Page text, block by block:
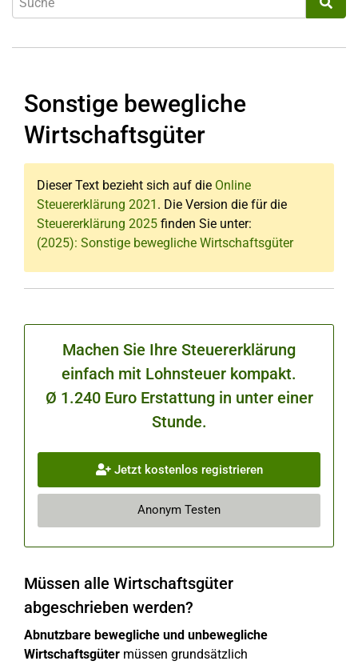
Sonstige bewegliche
Wirtschaftsgüter
Dieser Text bezieht sich auf die Online
Steuererklärung 2021 . Die Version die für die
Steuererklärung 2025 finden Sie unter:
(2025): Sonstige bewegliche Wirtschaftsgüter
Machen Sie Ihre Steuererklärung
einfach mit Lohnsteuer kompakt.
Ø 1.240 Euro Erstattung in unter einer
Stunde.
Jetzt kostenlos registrieren
Anonym Testen
Müssen alle Wirtschaftsgüter
abgeschrieben werden?
Abnutzbare bewegliche und unbewegliche
Wirtschaftsgüter müssen grundsätzlich